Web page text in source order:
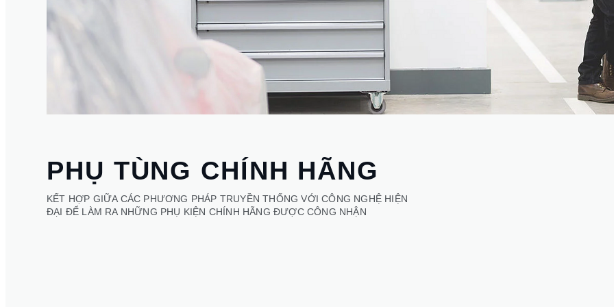
PHỤ TÙNG CHÍNH HÃNG
KẾT HỢP GIỮA CÁC PHƯƠNG PHÁP TRUYỀN THỐNG VỚI CÔNG NGHỆ HIỆN
ĐẠI ĐỂ LÀM RA NHỮNG PHỤ KIỆN CHÍNH HÃNG ĐƯỢC CÔNG NHẬN